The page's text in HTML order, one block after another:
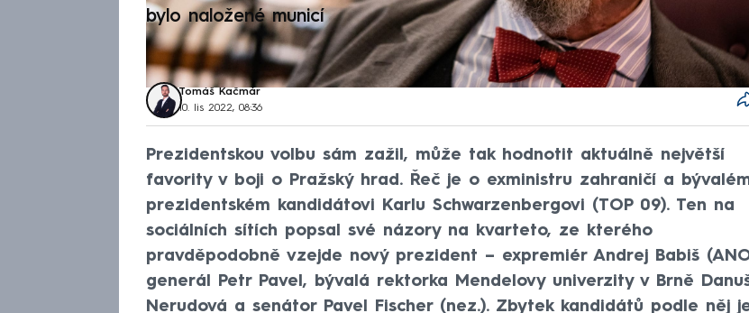
bylo naložené municí
Tomáš Kačmár
10. lis 2022, 08:36
Prezidentskou volbu sám zažil, může tak hodnotit aktuálně největší
favority v boji o Pražský hrad. Řeč je o exministru zahraničí a
prezidentském kandidátovi Karlu Schwarzenbergovi (TOP 09). Ten na
sociálních sítích popsal své názory na kvarteto, ze kterého
pravděpodobně vzejde nový prezident – expremiér Andrej Babiš
generál Petr Pavel, bývalá rektorka Mendelovy univerzity v Brně
Nerudová a senátor Pavel Fischer (nez.). Zbytek kandidátů podle něj